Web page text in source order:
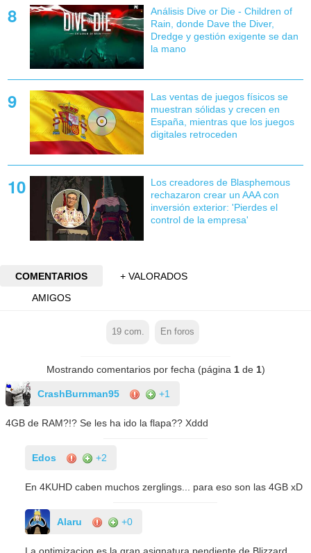
Análisis Dive or Die - Children of
Rain, donde Dave the Diver,
Dredge y gestión exigente se dan
la mano
Las ventas de juegos físicos se
muestran sólidas y crecen en
España, mientras que los juegos
digitales retroceden
Los creadores de Blasphemous
rechazaron crear un AAA con
inversión exterior: 'Pierdes el
control de la empresa'
COMENTARIOS
+ VALORADOS
AMIGOS
19com. En foros
Mostrando comentarios por fecha (página 1de 1)
CrashBurnman95 +1
4GB de RAM?!? Se les ha ido la flapa?? Xddd
Edos +2
En 4KUHD caben muchos zerglings... para eso son las 4GB xD
Alaru +0